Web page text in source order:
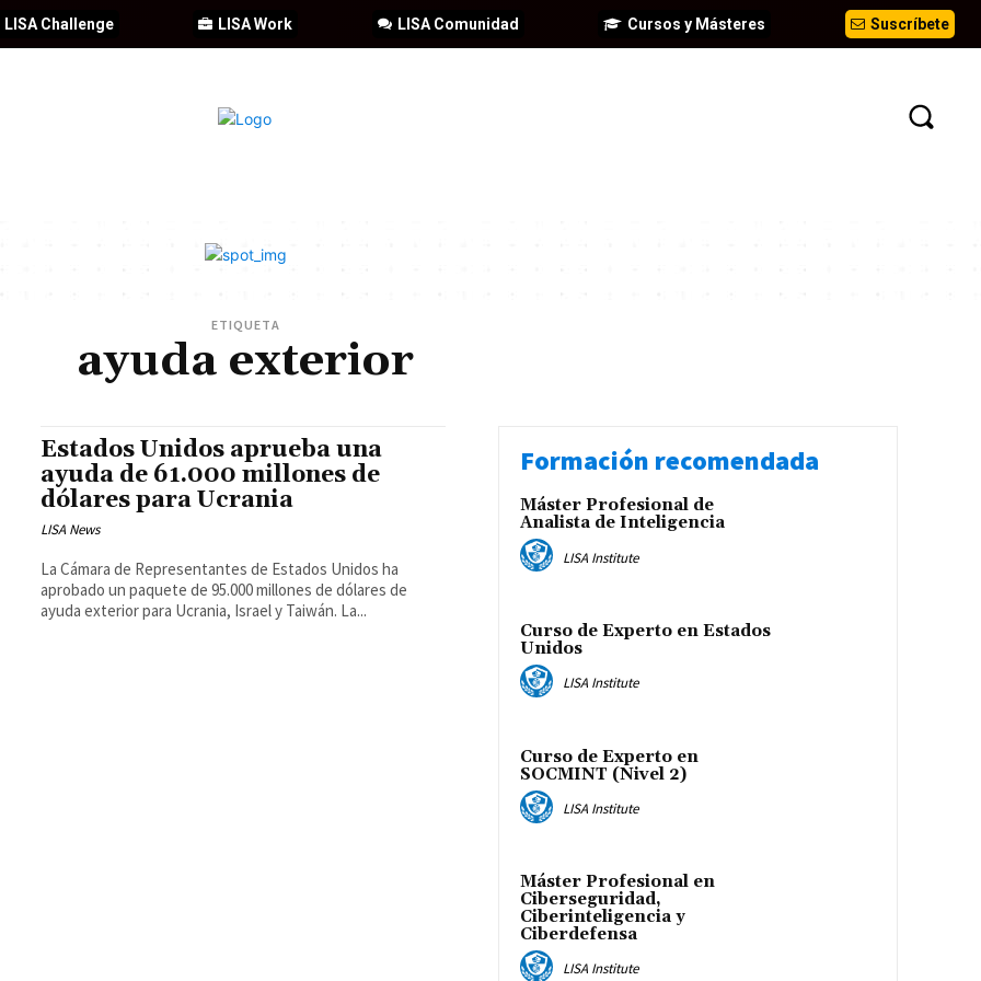
Suscríbete
Cursos y Másteres
LISA Comunidad
LISA Work
LISA Challenge
ETIQUETA
ayuda exterior
Estados Unidos aprueba una
ayuda de 61.000 millones de
dólares para Ucrania
LISA News
La Cámara de Representantes de Estados Unidos ha
aprobado un paquete de 95.000 millones de dólares de
ayuda exterior para Ucrania, Israel y Taiwán. La...
Formación recomendada
Máster Profesional de
Analista de Inteligencia
LISA Institute
Curso de Experto en Estados
Unidos
LISA Institute
Curso de Experto en
SOCMINT (Nivel 2)
LISA Institute
Máster Profesional en
Ciberseguridad,
Ciberinteligencia y
Ciberdefensa
LISA Institute